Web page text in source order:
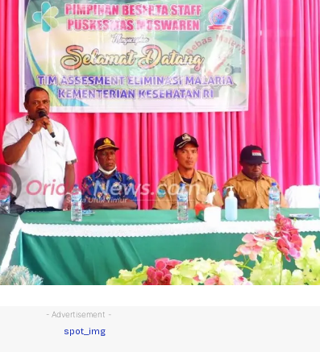
- Advertisement -